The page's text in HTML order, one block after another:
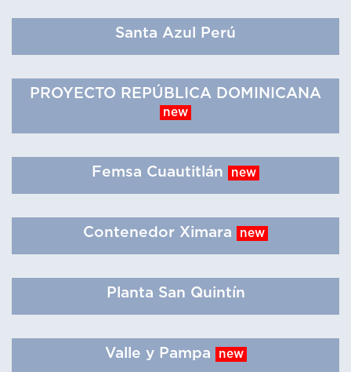
Santa Azul Perú
PROYECTO REPÚBLICA DOMINICANA
new
Femsa Cuautitlán new
Contenedor Ximara new
Planta San Quintín
Valle y Pampa new